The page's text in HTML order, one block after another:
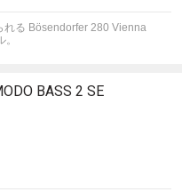
れる Bösendorfer 280 Vienna
BASS 2 SE